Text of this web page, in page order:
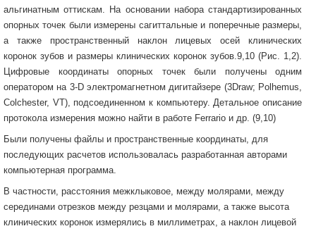
альгинатным оттискам. На основании набора стандартизированных
опорных точек были измерены сагиттальные и поперечные размеры,
а также пространственный наклон лицевых осей клинических
коронок зубов и размеры клинических коронок зубов.9,10 (Рис. 1,2).
Цифровые координаты опорных точек были получены одним
оператором на 3-D электромагнетном дигитайзере (3Draw; Polhemus,
Colchester, VT), подсоединенном к компьютеру. Детальное описание
протокола измерения можно найти в работе Ferrario и др. (9,10)
Были получены файлы и пространственные координаты, для
последующих расчетов использовалась разработанная авторами
компьютерная программа.
В частности, расстояния межклыковое, между молярами, между
серединами отрезков между резцами и молярами, а также высота
клинических коронок измерялись в миллиметрах, а наклон лицевой